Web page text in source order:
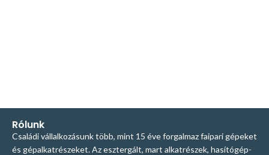
Rólunk
Családi vállalkozásunk több, mint 15 éve forgalmaz faipari gépeket
és gépalkatrészeket. Az esztergált, mart alkatrészek, hasítógép-